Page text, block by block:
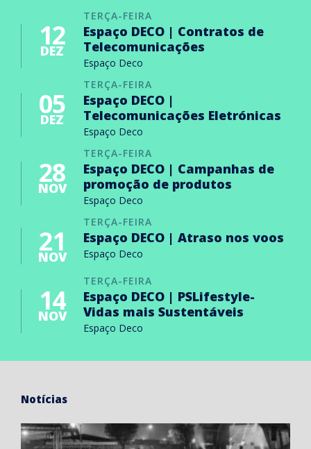
TERÇA-FEIRA
12
DEZ
Espaço DECO | Contratos de
Telecomunicações
Espaço Deco
TERÇA-FEIRA
05
DEZ
Espaço DECO |
Telecomunicações Eletrónicas
Espaço Deco
TERÇA-FEIRA
28
NOV
Espaço DECO | Campanhas de
promoção de produtos
Espaço Deco
TERÇA-FEIRA
21
NOV
Espaço DECO | Atraso nos voos
Espaço Deco
TERÇA-FEIRA
14
NOV
Espaço DECO | PSLifestyle-
Vidas mais Sustentáveis
Espaço Deco
Notícias